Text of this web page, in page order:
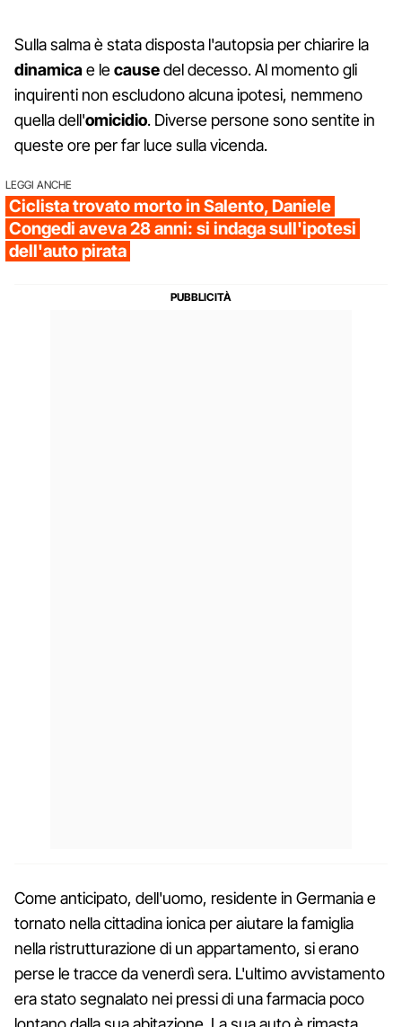
Sulla salma è stata disposta l'autopsia per chiarire la
dinamicae lecausedel decesso. Al momento gli
inquirenti non escludono alcuna ipotesi, nemmeno
quella dell'omicidio. Diverse persone sono sentite in
queste ore per far luce sulla vicenda.
LEGGI ANCHE
Ciclista trovato morto in Salento, Daniele
Congedi aveva 28 anni: si indaga sull'ipotesi
dell'auto pirata
Come anticipato, dell'uomo, residente in Germania e
tornato nella cittadina ionica per aiutare la famiglia
nella ristrutturazione di un appartamento, si erano
perse le tracce da venerdì sera. L'ultimo avvistamento
era stato segnalato nei pressi di una farmacia poco